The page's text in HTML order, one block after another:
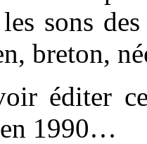
sons
breton,
éditer
1990…